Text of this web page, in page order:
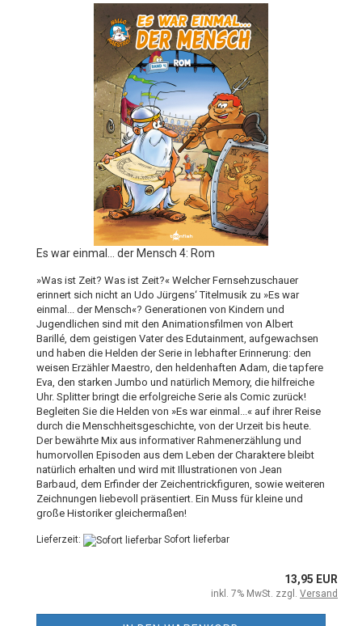
Es war einmal... der Mensch 4: Rom
»Was ist Zeit? Was ist Zeit?« Welcher Fernsehzuschauer
erinnert sich nicht an Udo Jürgens‘ Titelmusik zu »Es war
einmal... der Mensch«? Generationen von Kindern und
Jugendlichen sind mit den Animationsfilmen von Albert
Barillé, dem geistigen Vater des Edutainment, aufgewachsen
und haben die Helden der Serie in lebhafter Erinnerung: den
weisen Erzähler Maestro, den heldenhaften Adam, die tapfere
Eva, den starken Jumbo und natürlich Memory, die hilfreiche
Uhr. Splitter bringt die erfolgreiche Serie als Comic zurück!
Begleiten Sie die Helden von »Es war einmal...« auf ihrer Reise
durch die Menschheitsgeschichte, von der Urzeit bis heute.
Der bewährte Mix aus informativer Rahmenerzählung und
humorvollen Episoden aus dem Leben der Charaktere bleibt
natürlich erhalten und wird mit Illustrationen von Jean
Barbaud, dem Erfinder der Zeichentrickfiguren, sowie weiteren
Zeichnungen liebevoll präsentiert. Ein Muss für kleine und
große Historiker gleichermaßen!
Lieferzeit: Sofort lieferbar
13,95 EUR
inkl. 7% MwSt. zzgl. Versand